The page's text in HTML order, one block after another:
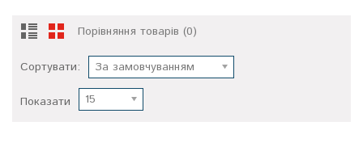
Порівняння товарів (0)
Сортувати: За замовчуванням
Показати 15